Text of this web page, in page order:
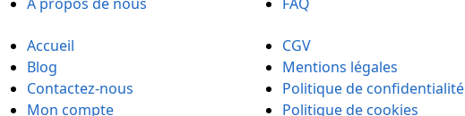
Accueil
Blog
Contactez-nous
Mon compte
CGV
Mentions légales
Politique de confidentialité
Politique de cookies